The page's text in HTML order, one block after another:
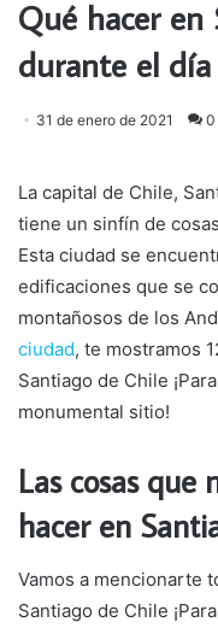
Qué hacer en
durante el día
31 de enero de 2021 0
La capital de Chile,
tiene un sinfín de
Esta ciudad se
edificaciones que se
montañosos de los
ciudad, te mostramos
Santiago de Chile
monumental sitio!
Las cosas que
hacer en
Vamos a mencionarte
Santiago de Chile